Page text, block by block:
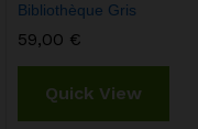
Bibliothèque Gris
59,00 €
Quick View